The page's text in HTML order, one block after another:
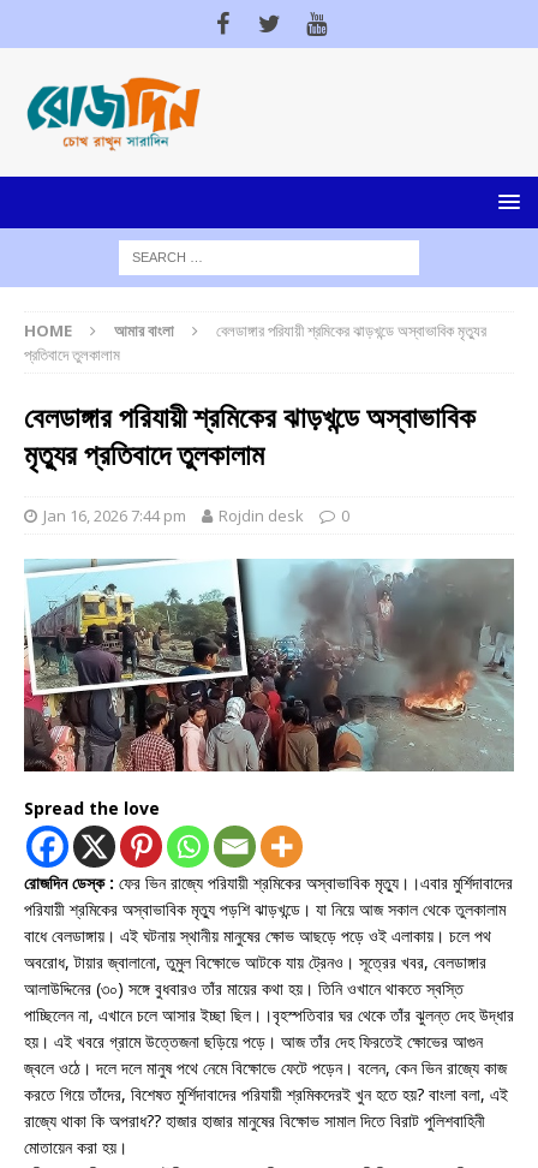
HOME আমার বাংলা
বেলডাঙ্গার পরিযায়ী শ্রমিকের ঝাড়খন্ডে অস্বাভাবিক মৃত্যুর
প্রতিবাদে তুলকালাম
বেলডাঙ্গার পরিযায়ী শ্রমিকের ঝাড়খন্ডে অস্বাভাবিক
মৃত্যুর প্রতিবাদে তুলকালাম
Jan 16, 2026 7:44 pm Rojdin desk 0
Spread the love
রোজদিন ডেস্ক : ফের ভিন রাজ্যে পরিযায়ী শ্রমিকের অস্বাভাবিক মৃত্যু।।এবার মুর্শিদাবাদের
পরিযায়ী শ্রমিকের অস্বাভাবিক মৃত্যু পড়শি ঝাড়খন্ডে। যা নিয়ে আজ সকাল থেকে তুলকালাম
বাধে বেলডাঙ্গায়। এই ঘটনায় স্থানীয় মানুষের ক্ষোভ আছড়ে পড়ে ওই এলাকায়। চলে পথ
অবরোধ, টায়ার জ্বালানো, তুমুল বিক্ষোভে আটকে যায় ট্রেনও। সূত্রের খবর, বেলডাঙ্গার
আলাউদ্দিনের (৩০) সঙ্গে বুধবারও তাঁর মায়ের কথা হয়। তিনি ওখানে থাকতে স্বস্তি
পাচ্ছিলেন না, এখানে চলে আসার ইচ্ছা ছিল।।বৃহস্পতিবার ঘর থেকে তাঁর ঝুলন্ত দেহ উদ্ধার
হয়। এই খবরে গ্রামে উত্তেজনা ছড়িয়ে পড়ে। আজ তাঁর দেহ ফিরতেই ক্ষোভের আগুন
জ্বলে ওঠে। দলে দলে মানুষ পথে নেমে বিক্ষোভে ফেটে পড়েন। বলেন, কেন ভিন রাজ্যে কাজ
করতে গিয়ে তাঁদের, বিশেষত মুর্শিদাবাদের পরিযায়ী শ্রমিকদেরই খুন হতে হয়? বাংলা বলা, এই
রাজ্যে থাকা কি অপরাধ?? হাজার হাজার মানুষের বিক্ষোভ সামাল দিতে বিরাট পুলিশবাহিনী
মোতায়েন করা হয়।